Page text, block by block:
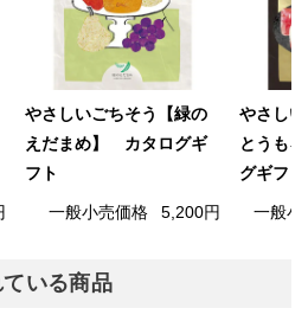
やさしいごちそう【緑の
えだまめ】 カタログギ
フト
一般小売価格 5,200円
やさし
とうも
グギフト
一般小
いる商品